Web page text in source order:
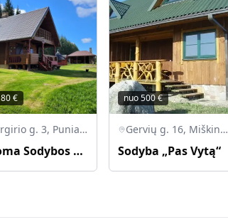
80€
Margirio g. 3, Punia, Alytaus r. sav., Lietuva
Nuoma Sodybos prie tvenkinio
nuo500€
Gervių g. 16, Miškiniai, LT-67047 Lazdijų r.
Sodyba „Pas Vytą“